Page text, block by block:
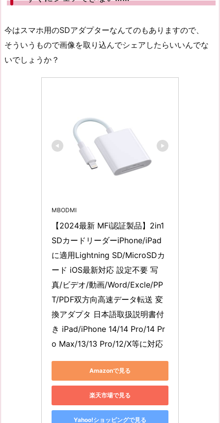
今はスマホ用のSDアダプターなんてのもありますので、
そういうもので画像を取り込んでシェアしたらいいんでな
いでしょうか？
MBODMI
【2024最新 MFi認証製品】2in1
SDカードリーダーiPhone/iPad
に適用Lightning SD/MicroSDカ
ード iOS最新対応 設定不要 写
真/ビデオ/動画/Word/Excle/PP
T/PDF双方向高速データ転送 変
換アダプタ 日本語取扱説明書付
き iPad/iPhone 14/14 Pro/14 Pr
o Max/13/13 Pro/12/X等に対応
Amazonで見る
楽天市場で見る
Yahoo!ショッピングで見る